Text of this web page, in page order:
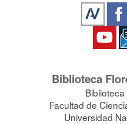
Biblioteca
Facultad de
Universidad